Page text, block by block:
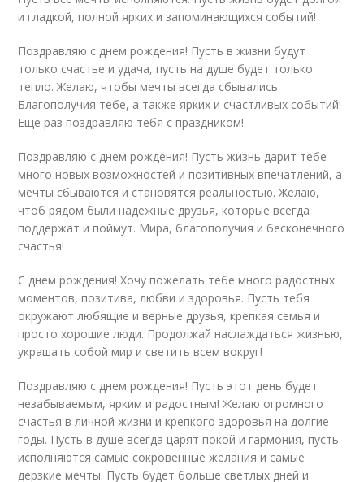
и гладкой, полной ярких и запоминающихся событий!
Поздравляю с днем рождения! Пусть в жизни будут
только счастье и удача, пусть на душе будет только
тепло. Желаю, чтобы мечты всегда сбывались.
Благополучия тебе, а также ярких и счастливых событий!
Еще раз поздравляю тебя с праздником!
Поздравляю с днем рождения! Пусть жизнь дарит тебе
много новых возможностей и позитивных впечатлений, а
мечты сбываются и становятся реальностью. Желаю,
чтоб рядом были надежные друзья, которые всегда
поддержат и поймут. Мира, благополучия и бесконечного
счастья!
С днем рождения! Хочу пожелать тебе много радостных
моментов, позитива, любви и здоровья. Пусть тебя
окружают любящие и верные друзья, крепкая семья и
просто хорошие люди. Продолжай наслаждаться жизнью,
украшать собой мир и светить всем вокруг!
Поздравляю с днем рождения! Пусть этот день будет
незабываемым, ярким и радостным! Желаю огромного
счастья в личной жизни и крепкого здоровья на долгие
годы. Пусть в душе всегда царят покой и гармония, пусть
исполняются самые сокровенные желания и самые
дерзкие мечты. Пусть будет больше светлых дней и